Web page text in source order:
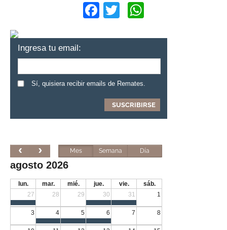
Facebook
Twitter
Ingresa tu email:
Sí, quisiera recibir emails de Remates.
Mes Semana Día
agosto 2026
lun. mar. mié. jue. vie.
sáb.
27
28 29 30 31 1
3 4 5 6 7 8